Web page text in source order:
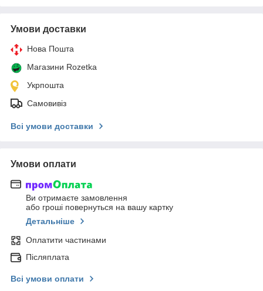
Умови доставки
Нова Пошта
Магазини Rozetka
Укрпошта
Самовивіз
Всі умови доставки
Умови оплати
Ви отримаєте замовлення
або гроші повернуться на вашу картку
Детальніше
Оплатити частинами
Післяплата
Всі умови оплати